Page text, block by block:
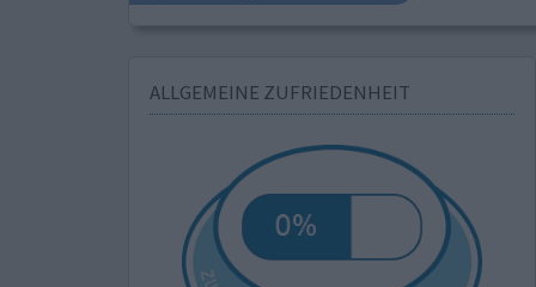
ALLGEMEINE ZUFRIEDENHEIT